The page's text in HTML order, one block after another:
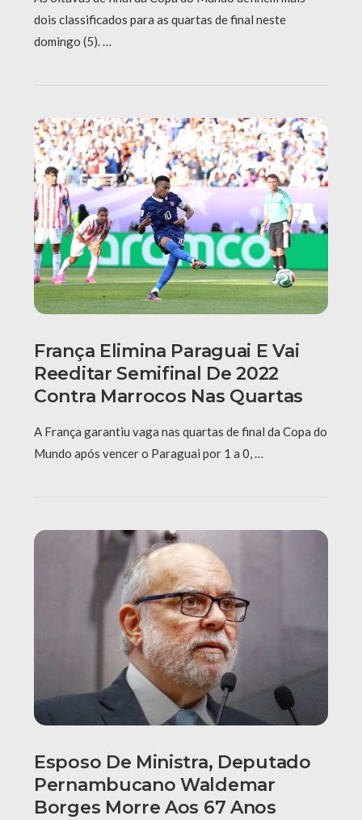
dois classificados para as quartas de final neste
domingo (5). …
França Elimina Paraguai E Vai
Reeditar Semifinal De 2022
Contra Marrocos Nas Quartas
A França garantiu vaga nas quartas de final da Copa do
Mundo após vencer o Paraguai por 1 a 0, …
Esposo De Ministra, Deputado
Pernambucano Waldemar
Borges Morre Aos 67 Anos